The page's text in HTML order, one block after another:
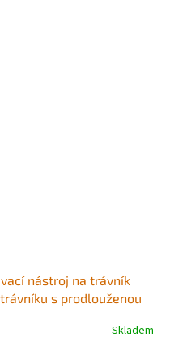
nástroj na trávník
s prodlouženou
Ztluštěná a těžšíSkladem